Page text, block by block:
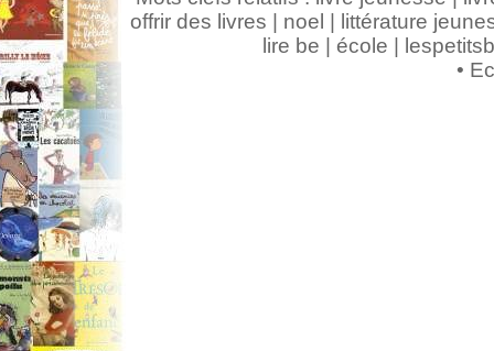
offrir des livres | noel | littérature
lire be | école |
•